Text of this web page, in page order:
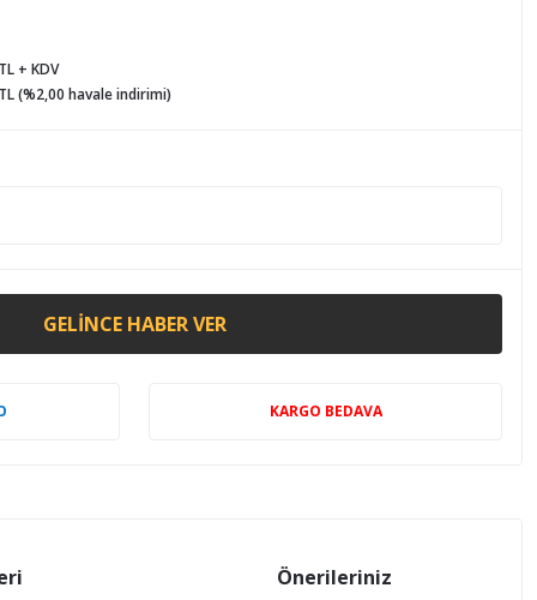
+ KDV
(%2,00 havale indirimi)
GELINCE HABER VER
KARGO BEDAVA
Önerileriniz